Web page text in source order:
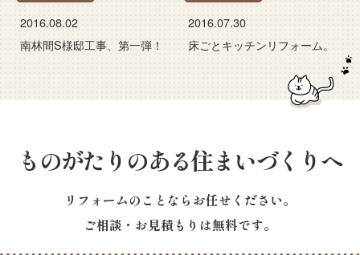
2016.08.02
南林間S様邸工事、第一弾！
2016.07.30
床ごとキッチンリフォーム。
ものがたりのある住まいづくりへ
リフォームのことならお任せください。
ご相談・お見積もりは無料です。